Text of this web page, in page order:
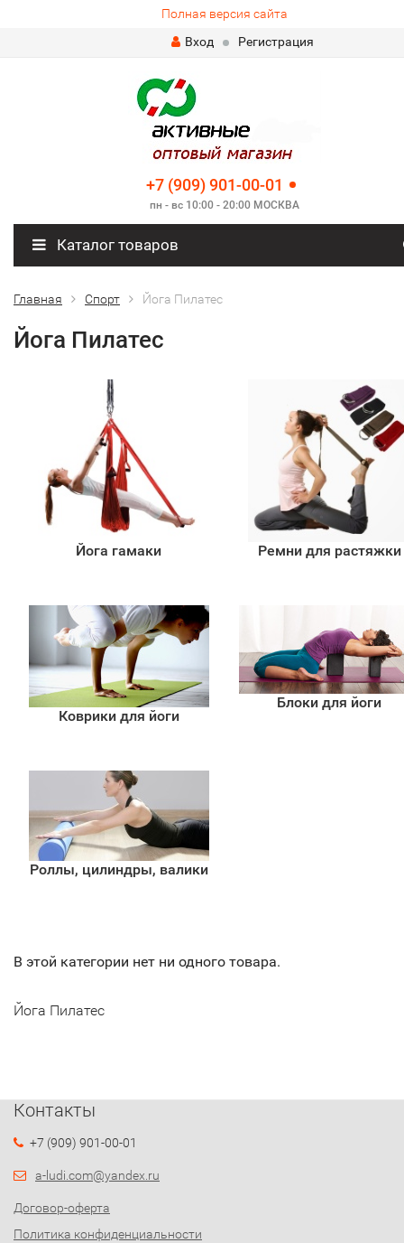
Полная версия сайта
Вход
Регистрация
+7 (909) 901-00-01
пн - вс 10:00 - 20:00 МОСКВА
Каталог товаров
Главная Спорт Йога Пилатес
Йога Пилатес
Йога гамаки Ремни для растяжки
Коврики для йоги
Блоки для йоги
Роллы, цилиндры, валики
В этой категории нет ни одного товара.
Йога Пилатес
Контакты
+7 (909) 901-00-01
a-ludi.com@yandex.ru
Договор-оферта
Политика конфиденциальности